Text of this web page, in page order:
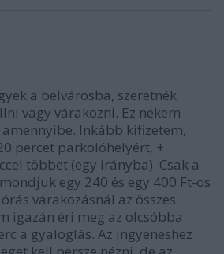
a belvárosba, szeretnék
vagy várakozni. Ez nekem
Inkább kifizetem,
percet parkolóhelyért, +
többet (egy irányba). Csak a
egy 240 és egy 400 Ft-os
várakozásnál az összes
igazán éri meg az olcsóbba
a gyaloglás. Az ingyeneshez